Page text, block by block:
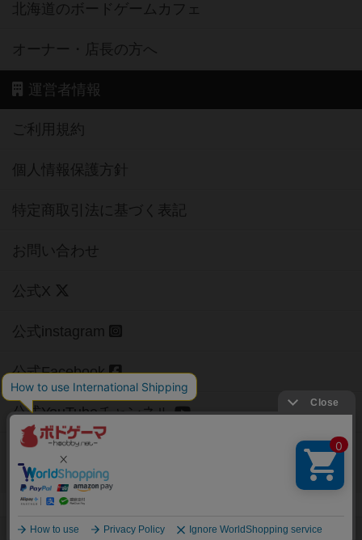
北海道のボードゲームカフェ
オーナー・店長の方へ
運営者情報
ご利用規約
個人情報保護方針
特定商取引法に基づく表記
お問い合わせ
公式X
公式instagram
公式Facebook
公式YouTubeチャンネル